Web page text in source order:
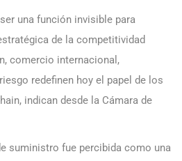
una función invisible para
de la competitividad
comercio internacional,
redefinen hoy el papel de los
indican desde la Cámara de
suministro fue percibida como una